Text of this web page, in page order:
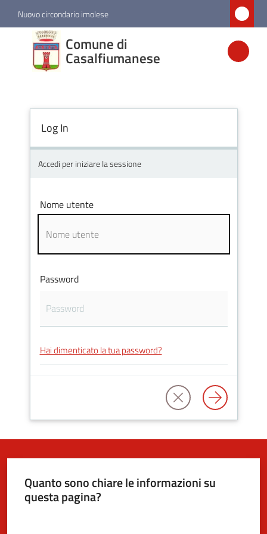
Vai al contenuto
Vai alla navigazione
Vai al footer
Nuovo circondario imolese
Comune di
Casalfiumanese
Comune di
Casalfiumanese
Amministrazione
Novità
Vivere
Casalfiumanese
5x1000
argomenti
Log In
Accedi per iniziare la sessione
Nome utente
Password
Hai dimenticato la tua password?
Quanto sono chiare le informazioni su
questa pagina?